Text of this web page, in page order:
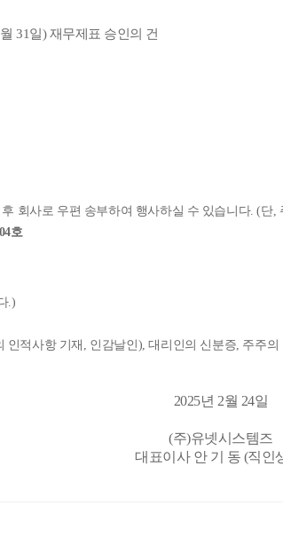
31일) 재무제표 승인의 건
회사로 우편 송부하여 행사하실 수 있습니다. (단,
호
.)
인적사항 기재 , 인감날인),대리인의 신분증, 주주의
2025년 2월 24일
(주)유넷시스템즈
대표이사 안 기 동 (직인